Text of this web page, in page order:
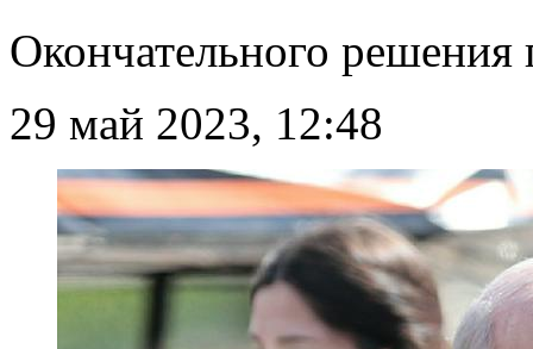
Окончательного решения
29 май 2023, 12:48